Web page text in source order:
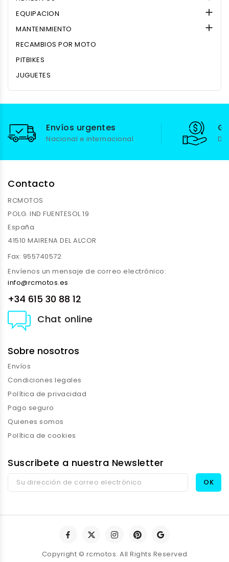
EQUIPACION 
MANTENIMIENTO 
RECAMBIOS POR MOTO
PITBIKES
JUGUETES
Envíos urgentes
Nacional e internacional
Contacto
RCMOTOS
POLG. IND FUENTESOL 19
España
41510 MAIRENA DEL ALCOR
Fax: 955740572
Envíenos un mensaje de correo electrónico:
info@rcmotos.es
+34 615 30 88 12
Chat online
Sobre nosotros
Envíos
Condiciones legales
Política de privacidad
Pago seguro
Quienes somos
Política de cookies
Suscribete a nuestra Newsletter
Copyright © rcmotos. All Rights Reserved